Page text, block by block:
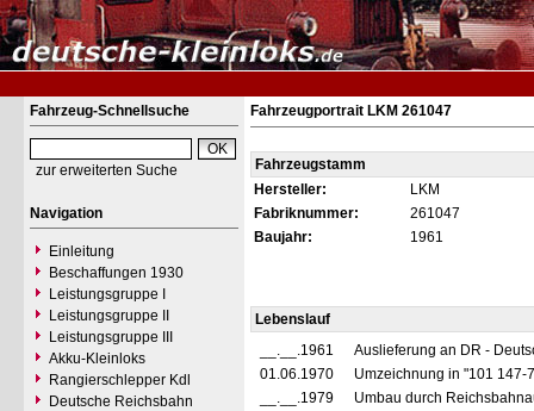
Fahrzeug-Schnellsuche
zur erweiterten Suche
Navigation
Einleitung
Beschaffungen 1930
Leistungsgruppe I
Leistungsgruppe II
Leistungsgruppe III
Akku-Kleinloks
Rangierschlepper Kdl
Deutsche Reichsbahn
Fahrzeugportrait LKM 261047
Fahrzeugstamm
Hersteller:
LKM
Fabriknummer:
261047
Baujahr:
1961
Lebenslauf
__.__.1961
Auslieferung an DR -
01.06.1970
Umzeichnung in "101 147-
__.__.1979
Umbau durch